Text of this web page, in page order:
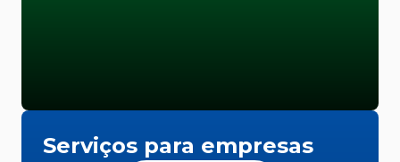
Serviços para empresas